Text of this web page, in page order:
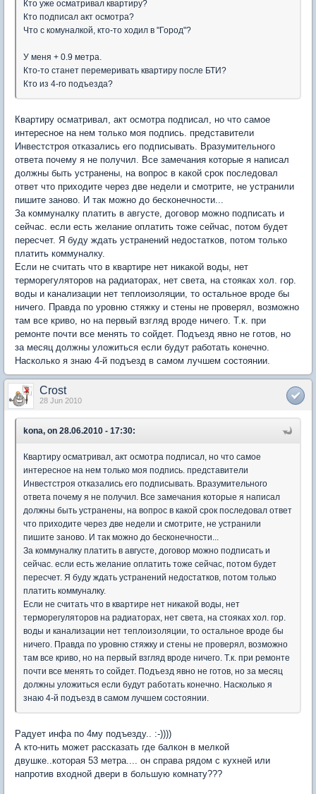
Кто уже осматривал квартиру?
Кто подписал акт осмотра?
Что с комуналкой, кто-то ходил в "Город"?
У меня + 0.9 метра.
Кто-то станет перемеривать квартиру после БТИ?
Кто из 4-го подъезда?
Квартиру осматривал, акт осмотра подписал, но что самое
интересное на нем только моя подпись. представители
Инвестстроя отказались его подписывать. Вразумительного
ответа почему я не получил. Все замечания которые я написал
должны быть устранены, на вопрос в какой срок последовал
ответ что приходите через две недели и смотрите, не устранили
пишите заново. И так можно до бесконечности...
За коммуналку платить в августе, договор можно подписать и
сейчас. если есть желание оплатить тоже сейчас, потом будет
пересчет. Я буду ждать устранений недостатков, потом только
платить коммуналку.
Если не считать что в квартире нет никакой воды, нет
терморегуляторов на радиаторах, нет света, на стояках хол. гор.
воды и канализации нет теплоизоляции, то остальное вроде бы
ничего. Правда по уровню стяжку и стены не проверял, возможно
там все криво, но на первый взгляд вроде ничего. Т.к. при
ремонте почти все менять то сойдет. Подъезд явно не готов, но
за месяц должны уложиться если будут работать конечно.
Насколько я знаю 4-й подъезд в самом лучшем состоянии.
Crost
28 Jun 2010
kona, on 28.06.2010 - 17:30:
Квартиру осматривал, акт осмотра подписал, но что самое
интересное на нем только моя подпись. представители
Инвестстроя отказались его подписывать. Вразумительного
ответа почему я не получил. Все замечания которые я написал
должны быть устранены, на вопрос в какой срок последовал ответ
что приходите через две недели и смотрите, не устранили
пишите заново. И так можно до бесконечности...
За коммуналку платить в августе, договор можно подписать и
сейчас. если есть желание оплатить тоже сейчас, потом будет
пересчет. Я буду ждать устранений недостатков, потом только
платить коммуналку.
Если не считать что в квартире нет никакой воды, нет
терморегуляторов на радиаторах, нет света, на стояках хол. гор.
воды и канализации нет теплоизоляции, то остальное вроде бы
ничего. Правда по уровню стяжку и стены не проверял, возможно
там все криво, но на первый взгляд вроде ничего. Т.к. при ремонте
почти все менять то сойдет. Подъезд явно не готов, но за месяц
должны уложиться если будут работать конечно. Насколько я
знаю 4-й подъезд в самом лучшем состоянии.
Радует инфа по 4му подъезду.. :-))))
А кто-нить может рассказать где балкон в мелкой
двушке..которая 53 метра.... он справа рядом с кухней или
напротив входной двери в большую комнату???